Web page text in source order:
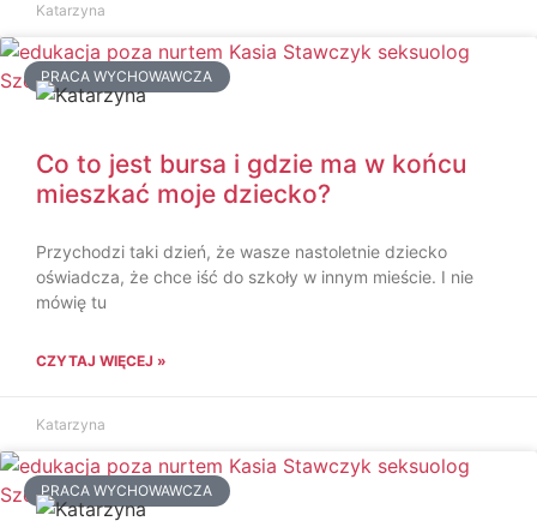
Katarzyna
PRACA WYCHOWAWCZA
Co to jest bursa i gdzie ma w końcu
mieszkać moje dziecko?
Przychodzi taki dzień, że wasze nastoletnie dziecko
oświadcza, że chce iść do szkoły w innym mieście. I nie
mówię tu
CZYTAJ WIĘCEJ »
Katarzyna
PRACA WYCHOWAWCZA